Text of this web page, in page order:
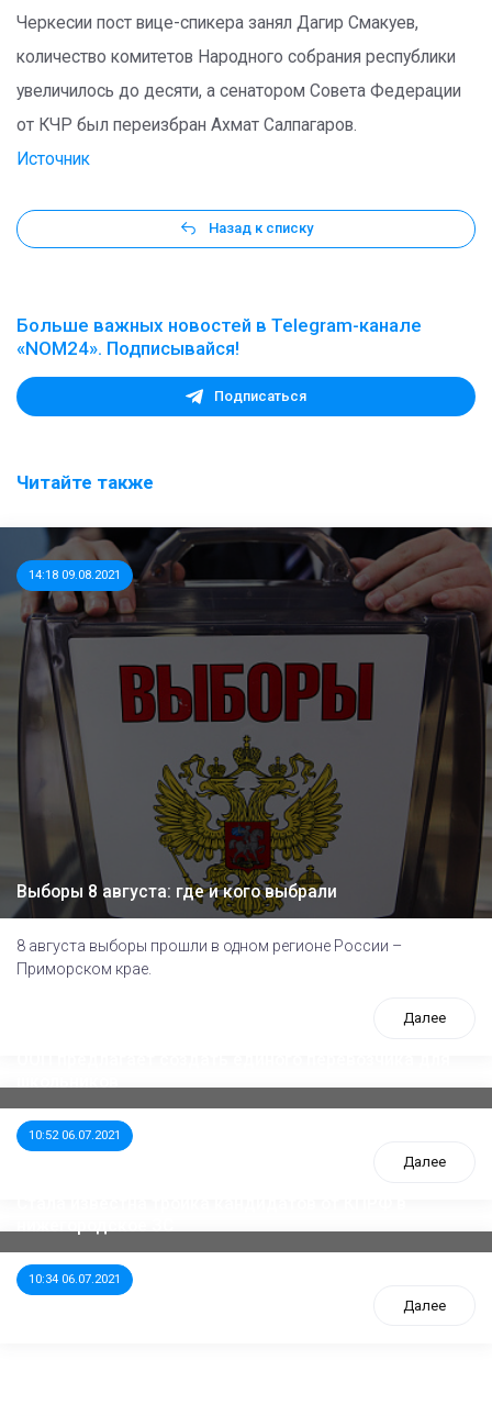
Черкесии пост вице-спикера занял Дагир Смакуев,
количество комитетов Народного собрания республики
увеличилось до десяти, а сенатором Совета Федерации
от КЧР был переизбран Ахмат Салпагаров.
Источник
Назад к списку
Больше важных новостей в Telegram-канале
«NOM24». Подписывайся!
Подписаться
Читайте также
14:18 09.08.2021
Выборы 8 августа: где и кого выбрали
8 августа выборы прошли в одном регионе России –
Приморском крае.
Далее
10:52 06.07.2021
Далее
10:34 06.07.2021
Далее